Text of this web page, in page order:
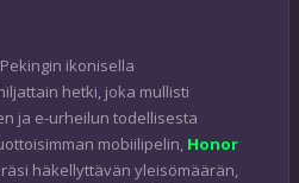
ikonisella
hetki, joka mullisti
ja e-urheilun todellisesta
mobiilipelin, Honor
häkellyttävän yleisömäärän,